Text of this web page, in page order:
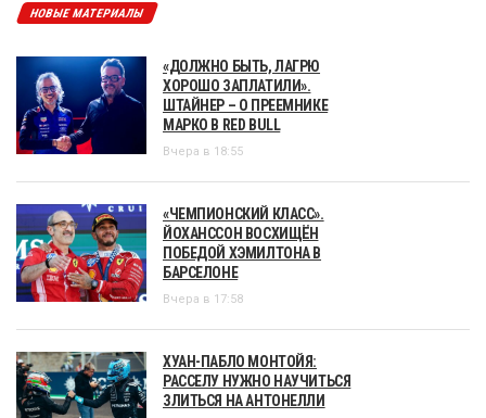
НОВЫЕ МАТЕРИАЛЫ
«ДОЛЖНО БЫТЬ, ЛАГРЮ
ХОРОШО ЗАПЛАТИЛИ».
ШТАЙНЕР – О ПРЕЕМНИКЕ
МАРКО В RED BULL
Вчера в 18:55
«ЧЕМПИОНСКИЙ КЛАСС».
ЙОХАНССОН ВОСХИЩЁН
ПОБЕДОЙ ХЭМИЛТОНА В
БАРСЕЛОНЕ
Вчера в 17:58
ХУАН-ПАБЛО МОНТОЙЯ:
РАССЕЛУ НУЖНО НАУЧИТЬСЯ
ЗЛИТЬСЯ НА АНТОНЕЛЛИ